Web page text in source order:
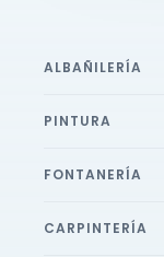
ALBAÑILERÍA
PINTURA
FONTANERÍA
CARPINTERÍA